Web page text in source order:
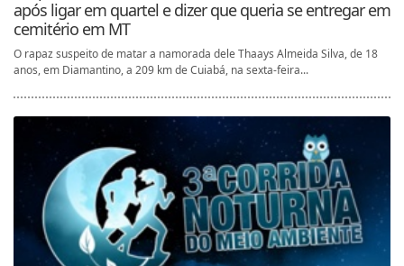
após ligar em quartel e dizer que queria se entregar em
cemitério em MT
O rapaz suspeito de matar a namorada dele Thaays Almeida Silva, de 18
anos, em Diamantino, a 209 km de Cuiabá, na sexta-feira...